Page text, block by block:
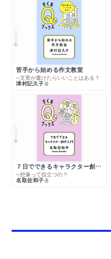
シリーズ・全集
苦手から始める作文教室
─文章が書けたらいいことはある？
津村記久子著
シリーズ・全集
７日でできるキャラクター創作入門
─想像って役立つの？
名取佐和子著